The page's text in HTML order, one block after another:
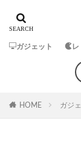
ガジェット
HOME ガジ